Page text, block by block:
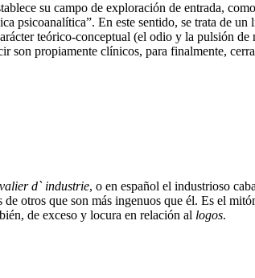
su campo de exploración de entrada,
psicoanalítica”. En este sentido, se trata de
teórico-conceptual (el odio y la pulsión
propiamente clínicos, para finalmente,
d` industrie, o en español el industrioso
otros que son más ingenuos que él. Es el
de exceso y locura en relación al logos.